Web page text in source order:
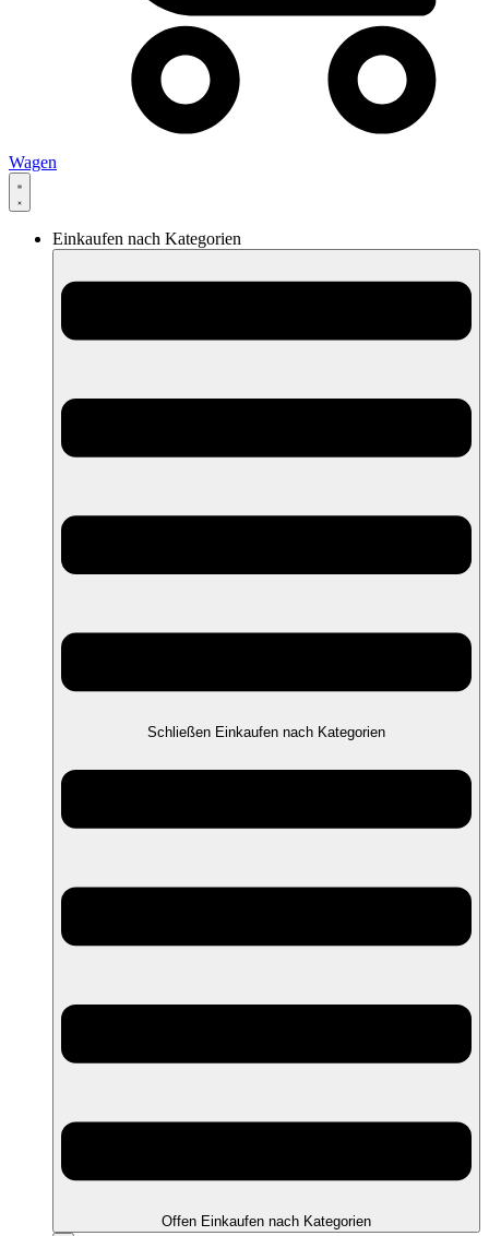
Wagen
Einkaufen nach Kategorien
Schließen Einkaufen nach Kategorien
Offen Einkaufen nach Kategorien